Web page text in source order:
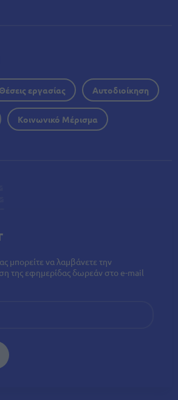
Θέσεις εργασίας Αυτοδιοίκηση
Κοινωνικό Μέρισμα
μπορείτε να λαμβάνετε την
της εφημερίδας δωρεάν στο e-mail